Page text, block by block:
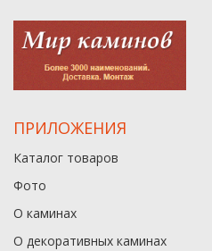
ПРИЛОЖЕНИЯ
Каталог товаров
Фото
О каминах
О декоративных каминах